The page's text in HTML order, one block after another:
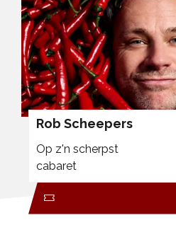
Rob Scheepers
Op z'n scherpst
cabaret